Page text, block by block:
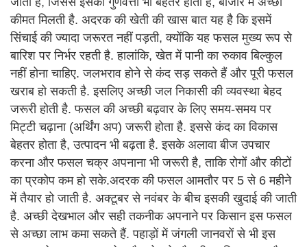
कीमत मिलती है. अदरक की खेती की खास बात यह है कि इसमें
सिंचाई की ज्यादा जरूरत नहीं पड़ती, क्योंकि यह फसल मुख्य रूप से
बारिश पर निर्भर रहती है. हालांकि, खेत में पानी का रुकाव बिल्कुल
नहीं होना चाहिए. जलभराव होने से कंद सड़ सकते हैं और पूरी फसल
खराब हो सकती है. इसलिए अच्छी जल निकासी की व्यवस्था बेहद
जरूरी होती है. फसल की अच्छी बढ़वार के लिए समय-समय पर
मिट्टी चढ़ाना (अर्थिंग अप) जरूरी होता है. इससे कंद का विकास
बेहतर होता है, उत्पादन भी बढ़ता है. इसके अलावा बीज उपचार
करना और फसल चक्र अपनाना भी जरूरी है, ताकि रोगों और कीटों
का प्रकोप कम हो सके.अदरक की फसल आमतौर पर 5 से 6 महीने
में तैयार हो जाती है. अक्टूबर से नवंबर के बीच इसकी खुदाई की जाती
है. अच्छी देखभाल और सही तकनीक अपनाने पर किसान इस फसल
से अच्छा लाभ कमा सकते हैं. पहाड़ों में जंगली जानवरों से भी इस